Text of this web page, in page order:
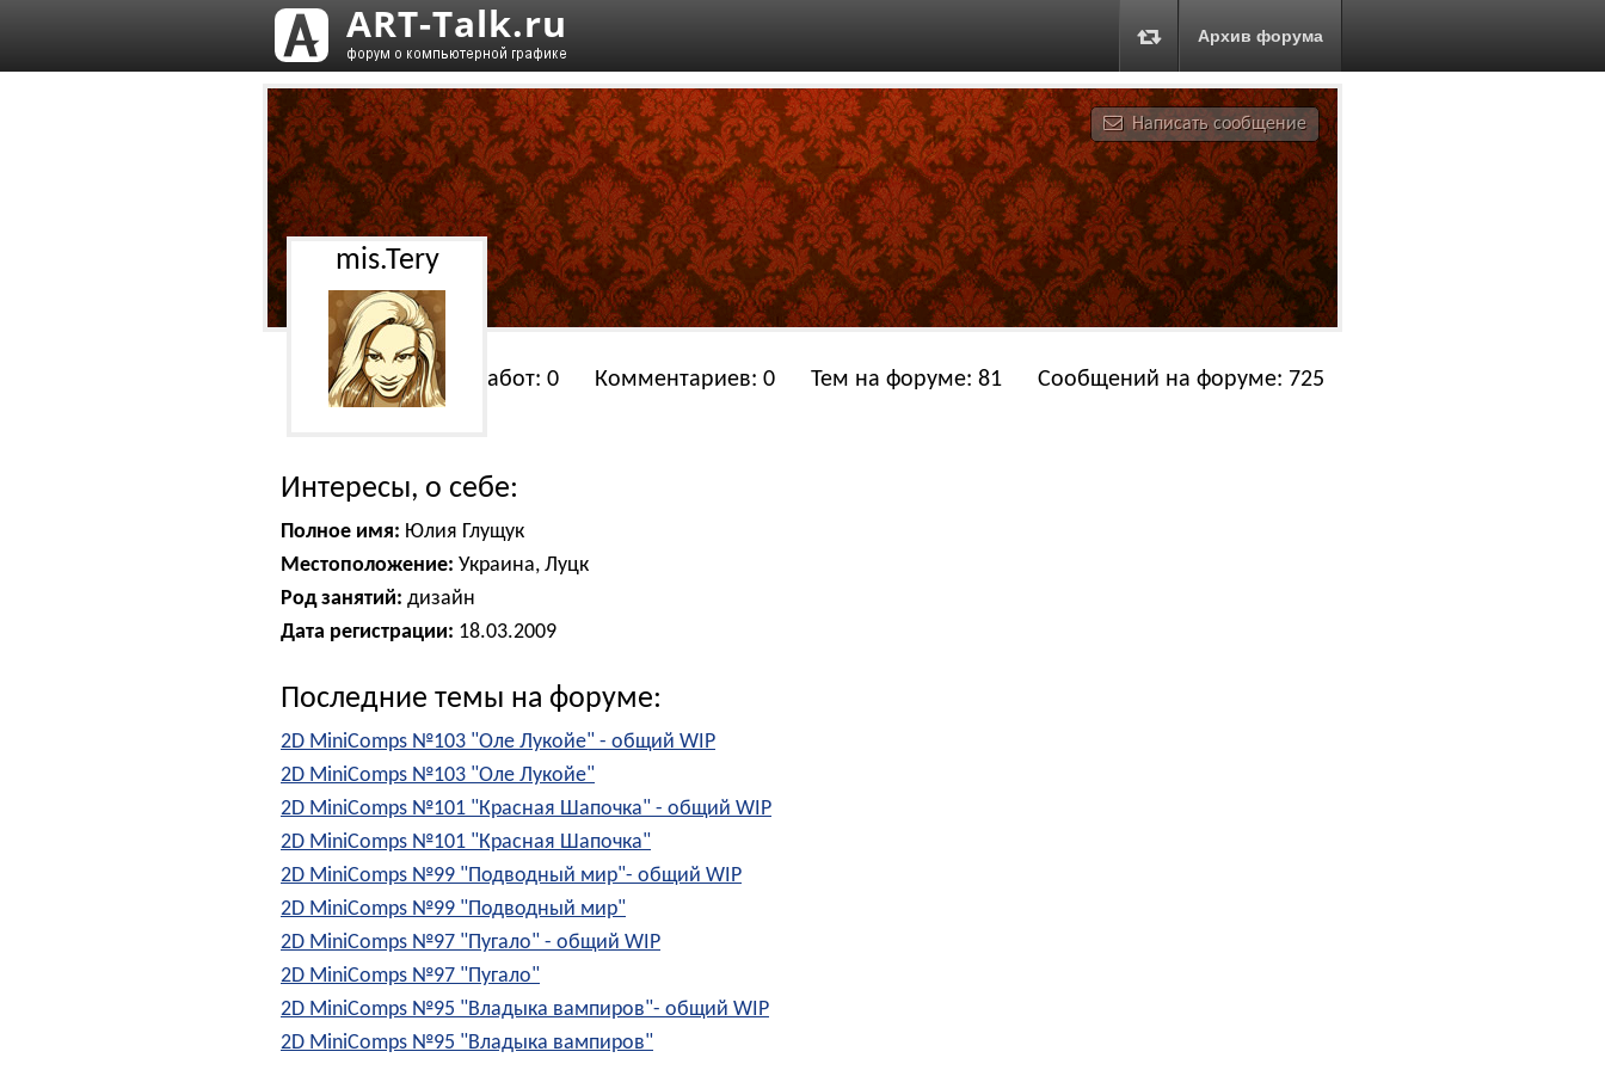
Архив форума
Написать сообщение
mis.Tery
Работ: 0 Комментариев: 0 Тем на форуме: 81 Сообщений на форуме: 725
Интересы, о себе:
Полное имя: Юлия Глущук
Местоположение: Украина, Луцк
Род занятий: дизайн
Дата регистрации: 18.03.2009
Последние темы на форуме:
2D MiniComps №103 "Оле Лукойе" - общий WIP
2D MiniComps №103 "Оле Лукойе"
2D MiniComps №101 "Красная Шапочка" - общий WIP
2D MiniComps №101 "Красная Шапочка"
2D MiniComps №99 "Подводный мир"- общий WIP
2D MiniComps №99 "Подводный мир"
2D MiniComps №97 "Пугало" - общий WIP
2D MiniComps №97 "Пугало"
2D MiniComps №95 "Владыка вампиров"- общий WIP
2D MiniComps №95 "Владыка вампиров"